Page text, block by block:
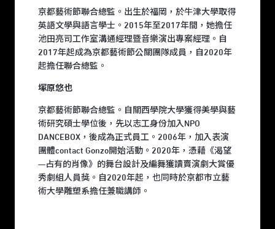
京都藝術節聯合總監。出生於福岡，於牛津大學取得
英語文學與語言學士。2015年至2017年間，她擔任
池田亮司工作室溝通經理暨音樂演出專案經理。自
2017年起成為京都藝術節公關團隊成員，自2020年
起擔任聯合總監。
塚原悠也
京都藝術節聯合總監。自關西學院大學獲得美學與藝
術研究碩士學位後，先以志工身份加入NPO
DANCEBOX，後成為正式員工。2006年，加入表演
團體contact Gonzo開始活動。2020年，憑藉《渴望
—占有的肖像》的舞台設計及編舞獲讀賣演劇大賞優
秀劇組人員獎。自2020年起，也同時於京都市立藝
術大學雕塑系擔任兼職講師。